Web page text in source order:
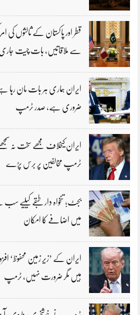
قطر اور پاکستان کے ثالثوں کی
سے ملاقاتیں، بات چیت جاری
ایران ہماری ہر بات مان رہا
ضروری ہے، صدر ٹرمپ
ایران کیخلاف مجھے سخت نہ
ٹرمپ مخالفین پر برس پڑے
بجٹ؛ تنخواہ دار طبقے کیلیے
میں اضافے کا امکان
ایران کے ’زیر زمین محفوظ‘
ہیں مگر ضرورت نہیں، ٹرمپ